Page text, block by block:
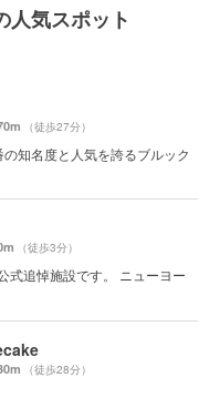
気スポット
（徒歩27分）
知名度と人気を誇るブルック
（徒歩3分）
式追悼施設です。 ニューヨー
（徒歩28分）